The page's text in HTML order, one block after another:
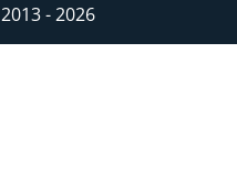
2013 - 2026